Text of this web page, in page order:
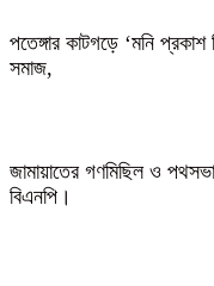
পতেঙ্গার কাটগড়ে ‘মনি
সমাজ,
জামায়াতের গণমিছিল ও
বিএনপি।